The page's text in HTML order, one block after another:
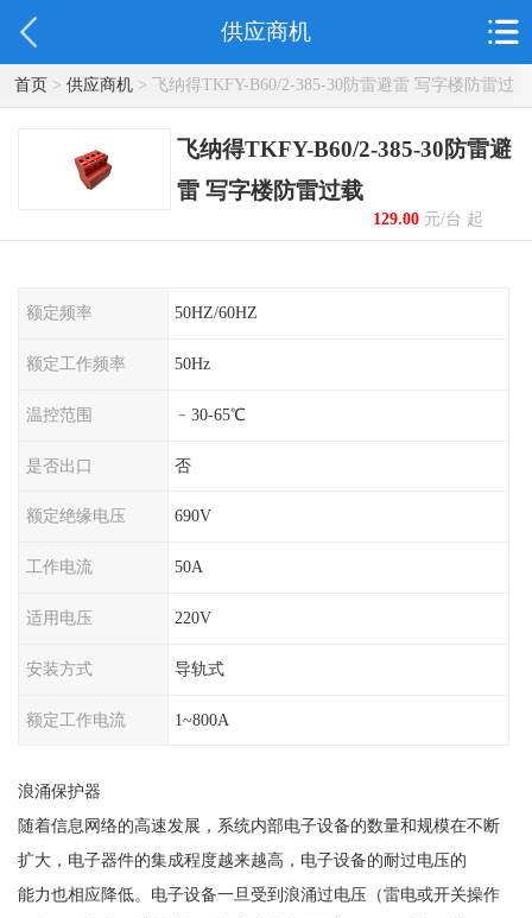
供应商机
首页> 供应商机> 飞纳得TKFY-B60/2-385-30防雷避雷 写字楼防雷过
载
飞纳得TKFY-B60/2-385-30防雷避
雷 写字楼防雷过载
129.00元/台 起
额定频率 50HZ/60HZ
额定工作频率 50Hz
温控范围 ﹣30-65℃
是否出口 否
额定绝缘电压 690V
工作电流 50A
适用电压 220V
安装方式 导轨式
额定工作电流 1~800A
浪涌保护器
随着信息网络的高速发展，系统内部电子设备的数量和规模在不断
扩大，电子器件的集成程度越来越高，电子设备的耐过电压的
能力也相应降低。电子设备一旦受到浪涌过电压（雷电或开关操作